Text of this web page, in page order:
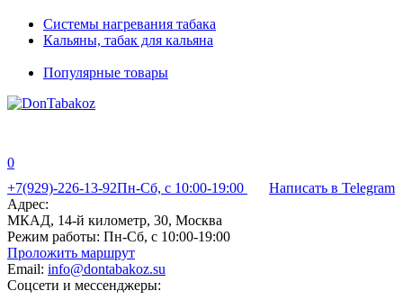
Системы нагревания табака
Кальяны, табак для кальяна
Популярные товары
0
+7(929)-226-13-92Пн-Сб, с 10:00-19:00
Написать в Telegram
Адрес:
МКАД, 14-й километр, 30, Москва
Режим работы: Пн-Сб, с 10:00-19:00
Проложить маршрут
Email: info@dontabakoz.su
Соцсети и мессенджеры: